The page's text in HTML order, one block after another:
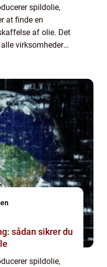
spildolie,
at finde en
af olie. Det
virksomheder
sådan sikrer du
spildolie,